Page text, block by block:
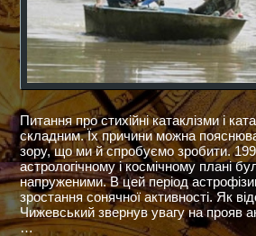
Питання про стихійні катаклізми і
складним. Їх причини можна
зору, що ми й спробуємо зробити.
астрологічному і космічному плані
напруженими. В цей період
зростання сонячної активності. Як
Чижевський звернув увагу на прояв
…